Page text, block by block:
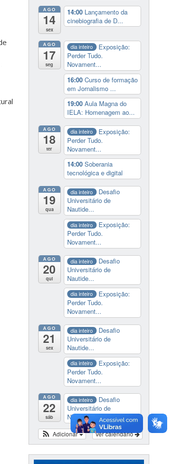
AGO
14
sex
14:00 Lançamento da
cinebiografia de D...
AGO
17
seg
dia inteiro
Exposição:
Perder Tudo.
Novament...
16:00 Curso de formação
em Jornalismo ...
19:00 Aula Magna do
IELA: Homenagem ao...
AGO
18
ter
dia inteiro
Exposição:
Perder Tudo.
Novament...
14:00 Soberania
tecnológica e digital
AGO
19
qua
dia inteiro
Desafio
Universitário de
Nautide...
dia inteiro
Exposição:
Perder Tudo.
Novament...
AGO
20
qui
dia inteiro
Desafio
Universitário de
Nautide...
dia inteiro
Exposição:
Perder Tudo.
Novament...
AGO
21
sex
dia inteiro
Desafio
Universitário de
Nautide...
dia inteiro
Exposição:
Perder Tudo.
Novament...
AGO
22
sáb
dia inteiro
Desafio
Universitário de
Nautide...
Ver calendário
Adicionar